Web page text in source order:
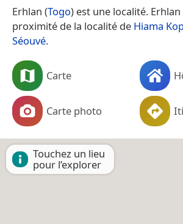
Erhlan (Togo) est une localité.
proximité de la localité de Hiama
Séouvé.
Carte
Carte photo
Touchez un lieu
pour l’explorer